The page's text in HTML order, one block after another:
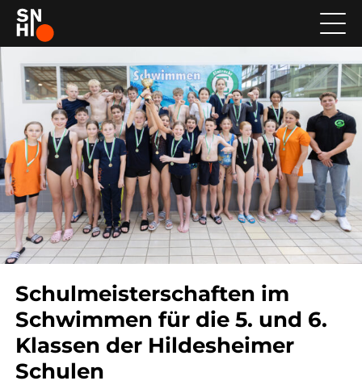
Schulmeisterschaften im
Schwimmen für die 5. und 6.
Klassen der Hildesheimer
Schulen